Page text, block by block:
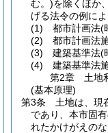
む。)を除くほか
げる法令の例によ
(1)
都市計画法(
(2)
都市計画法
(3)
建築基準法(
(4)
建築基準法
第2章
土地
(基本原理)
第3条
土地は、現
であり、本市固
れたかけがえの